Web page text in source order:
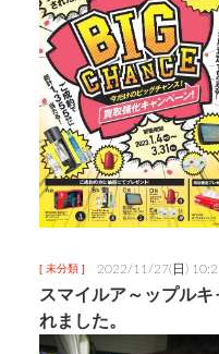
[ 未分類 ] 2022/11/27(日)
スマイルア～ップル
れました。